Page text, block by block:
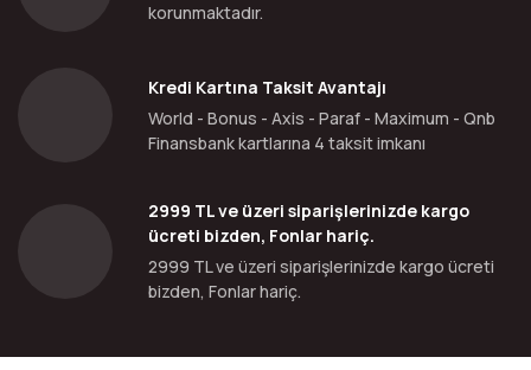
korunmaktadır.
Kredi Kartına Taksit Avantajı
World - Bonus - Axis - Paraf - Maximum - Qnb
Finansbank kartlarına 4 taksit imkanı
2999 TL ve üzeri siparişlerinizde kargo
ücreti bizden, Fonlar hariç.
2999 TL ve üzeri siparişlerinizde kargo ücreti
bizden, Fonlar hariç.